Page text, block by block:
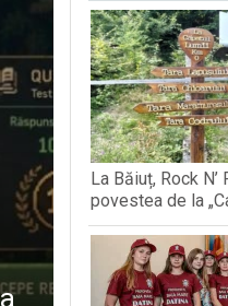
Sofronie
lansare de carte
BREB
La Băiuț, Rock
povestea de la